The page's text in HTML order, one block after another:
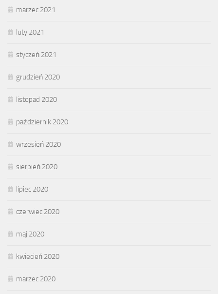
marzec 2021
luty 2021
styczeń 2021
grudzień 2020
listopad 2020
październik 2020
wrzesień 2020
sierpień 2020
lipiec 2020
czerwiec 2020
maj 2020
kwiecień 2020
marzec 2020